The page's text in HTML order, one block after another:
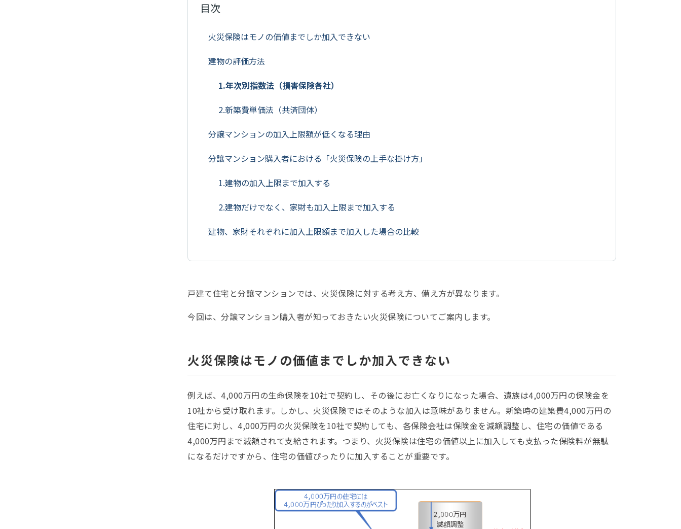
目次
火災保険はモノの価値までしか加入できない
建物の評価方法
1.年次別指数法（損害保険各社）
2.新築費単価法（共済団体）
分譲マンションの加入上限額が低くなる理由
分譲マンション購入者における「火災保険の上手な掛け方」
1.建物の加入上限まで加入する
2.建物だけでなく、家財も加入上限まで加入する
建物、家財それぞれに加入上限額まで加入した場合の比較
戸建て住宅と分譲マンションでは、火災保険に対する考え方、備え方が異なります。
今回は、分譲マンション購入者が知っておきたい火災保険についてご案内します。
火災保険はモノの価値までしか加入できない
例えば、4,000万円の生命保険を10社で契約し、その後にお亡くなりになった場合、遺族は4,000万円の保険金を
10社から受け取れます。しかし、火災保険ではそのような加入は意味がありません。新築時の建築費4,000万円の
住宅に対し、4,000万円の火災保険を10社で契約しても、各保険会社は保険金を減額調整し、住宅の価値である
4,000万円まで減額されて支給されます。つまり、火災保険は住宅の価値以上に加入しても支払った保険料が無駄
になるだけですから、住宅の価値ぴったりに加入することが重要です。